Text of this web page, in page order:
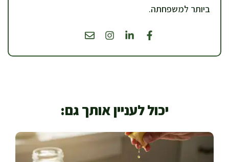
ביותר למשפחתה.
יכול לעניין אותך גם: